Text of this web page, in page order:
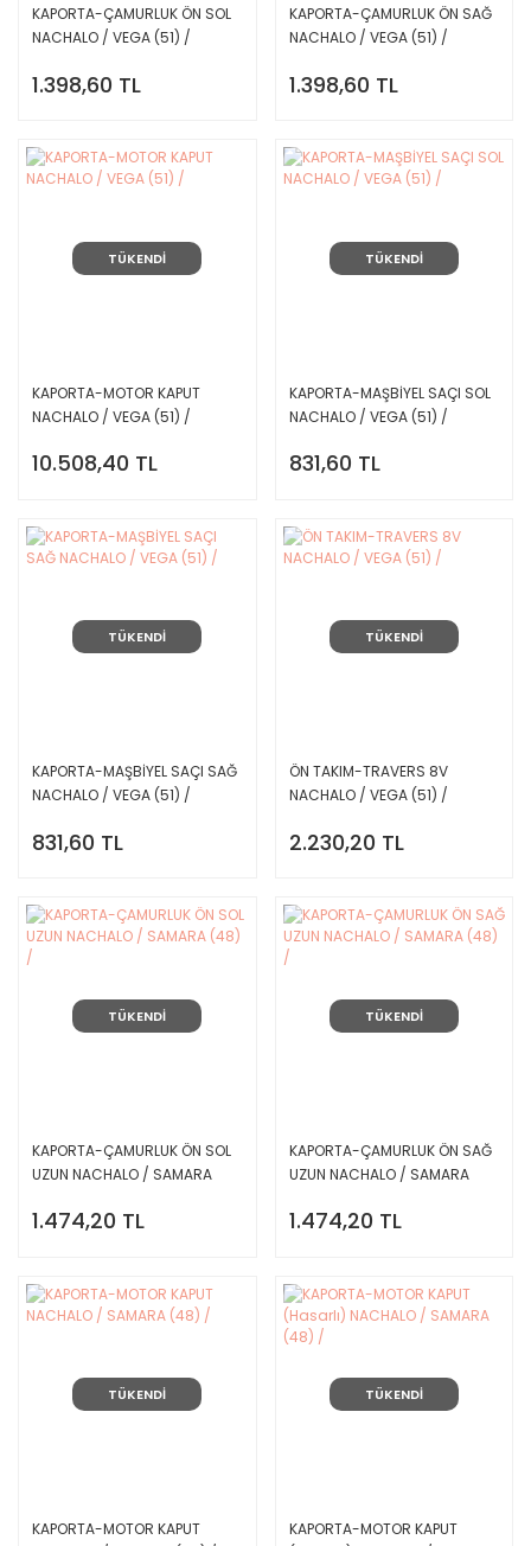
KAPORTA-ÇAMURLUK ÖN SOL
NACHALO / VEGA (51) /
1.398,60 TL
KAPORTA-ÇAMURLUK ÖN SAĞ
NACHALO / VEGA (51) /
1.398,60 TL
TÜKENDİ
KAPORTA-MOTOR KAPUT
NACHALO / VEGA (51) /
10.508,40 TL
TÜKENDİ
KAPORTA-MAŞBİYEL SAÇI SOL
NACHALO / VEGA (51) /
831,60 TL
TÜKENDİ
KAPORTA-MAŞBİYEL SAÇI SAĞ
NACHALO / VEGA (51) /
831,60 TL
TÜKENDİ
ÖN TAKIM-TRAVERS 8V
NACHALO / VEGA (51) /
2.230,20 TL
TÜKENDİ
KAPORTA-ÇAMURLUK ÖN SOL
UZUN NACHALO / SAMARA
1.474,20 TL
TÜKENDİ
KAPORTA-ÇAMURLUK ÖN SAĞ
UZUN NACHALO / SAMARA
1.474,20 TL
TÜKENDİ
KAPORTA-MOTOR KAPUT
TÜKENDİ
KAPORTA-MOTOR KAPUT